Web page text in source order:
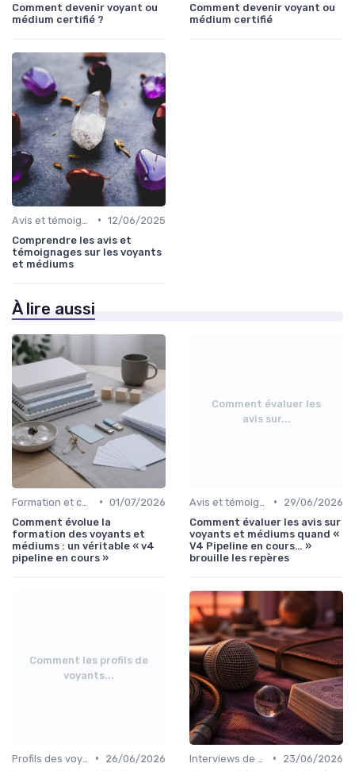
Comment devenir voyant ou
médium certifié ?
Comment devenir voyant ou
médium certifié
• 12/06/2025
Comprendre les avis et
témoignages sur les voyants
et médiums
À lire aussi
• 01/07/2026
Comment évolue la
formation des voyants et
médiums : un véritable « v4
pipeline en cours »
Comment évaluer les
avis sur...
•
29/06/2026
Comment évaluer les avis sur
voyants et médiums quand «
V4 Pipeline en cours… »
brouille les repères
Comment les profils de
voyants...
•
26/06/2026
•
23/06/2026